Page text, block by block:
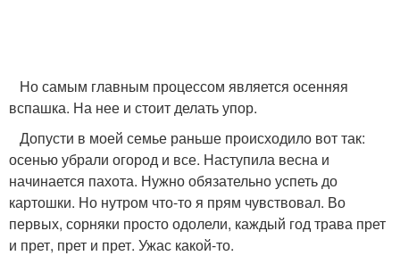
Но самым главным процессом является осенняя
вспашка. На нее и стоит делать упор.
Допусти в моей семье раньше происходило вот так:
осенью убрали огород и все. Наступила весна и
начинается пахота. Нужно обязательно успеть до
картошки. Но нутром что-то я прям чувствовал. Во
первых, сорняки просто одолели, каждый год трава прет
и прет, прет и прет. Ужас какой-то.